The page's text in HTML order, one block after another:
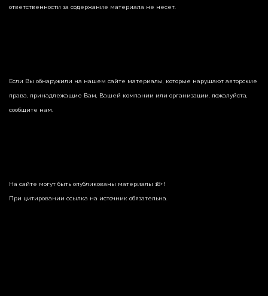
ответственности за содержание материала не несет.
Если Вы обнаружили на нашем сайте материалы, которые нарушают авторские
права, принадлежащие Вам, Вашей компании или организации, пожалуйста,
сообщите нам.
На сайте могут быть опубликованы материалы 18+!
При цитировании ссылка на источник обязательна.